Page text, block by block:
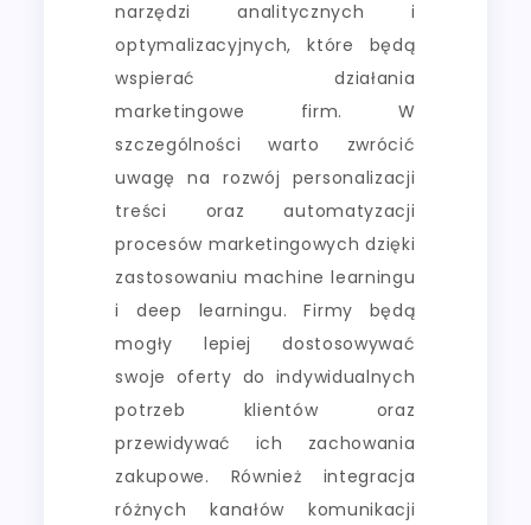
narzędzi analitycznych i
optymalizacyjnych, które będą
wspierać działania
marketingowe firm. W
szczególności warto zwrócić
uwagę na rozwój personalizacji
treści oraz automatyzacji
procesów marketingowych dzięki
zastosowaniu machine learningu
i deep learningu. Firmy będą
mogły lepiej dostosowywać
swoje oferty do indywidualnych
potrzeb klientów oraz
przewidywać ich zachowania
zakupowe. Również integracja
różnych kanałów komunikacji